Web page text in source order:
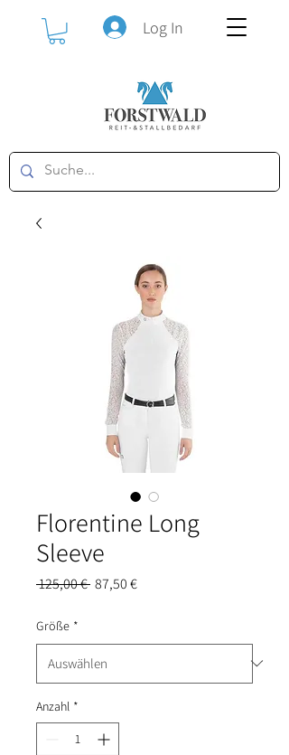
Log In
Florentine Long
Sleeve
125,00 € Standardpreis
87,50 €Sale-
Größe *
Anzahl *